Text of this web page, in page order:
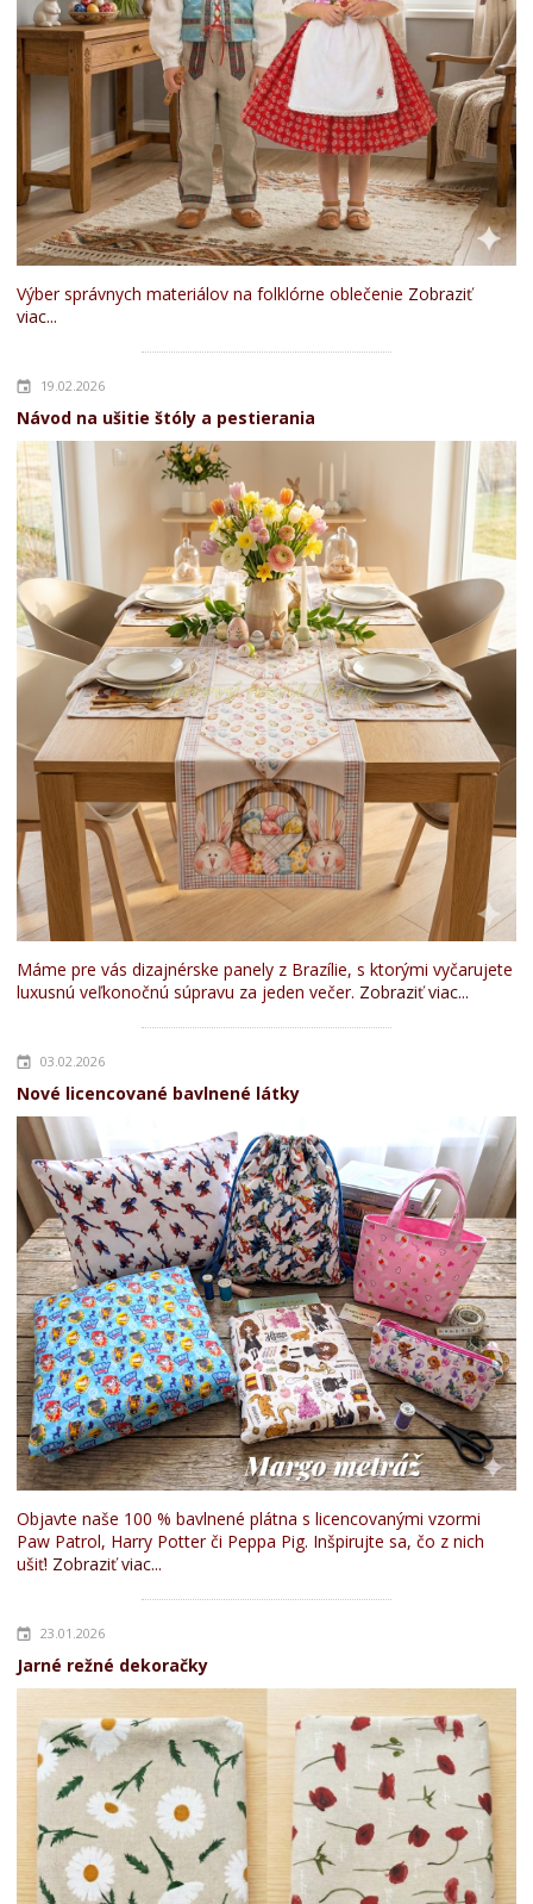
Výber správnych materiálov na folklórne oblečenie Zobraziť
viac...
19.02.2026
Návod na ušitie štóly a pestierania
Máme pre vás dizajnérske panely z Brazílie, s ktorými vyčarujete
luxusnú veľkonočnú súpravu za jeden večer. Zobraziť viac...
03.02.2026
Nové licencované bavlnené látky
Objavte naše 100 % bavlnené plátna s licencovanými vzormi
Paw Patrol, Harry Potter či Peppa Pig. Inšpirujte sa, čo z nich
ušiť! Zobraziť viac...
23.01.2026
Jarné režné dekoračky